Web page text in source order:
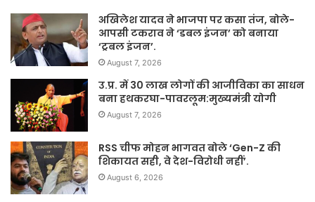
अखिलेश यादव ने भाजपा पर कसा तंज, बोले-
आपसी टकराव ने ‘डबल इंजन’ को बनाया
‘ट्रबल इंजन’.
August 7, 2026
उ.प्र. में 30 लाख लोगों की आजीविका का साधन
बना हथकरघा-पावरलूम:मुख्यमंत्री योगी
August 7, 2026
RSS चीफ मोहन भागवत बोले ‘Gen-Z की
शिकायत सही, वे देश-विरोधी नहीं’.
August 6, 2026